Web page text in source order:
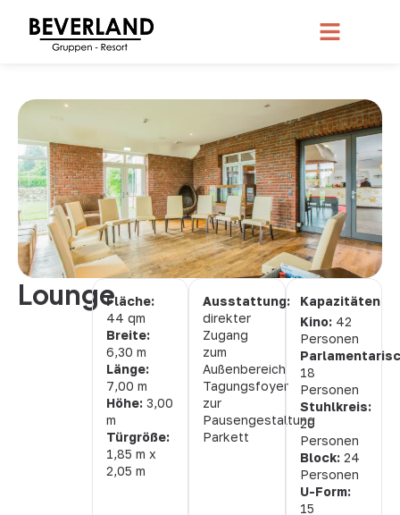
LoungeFläche:
44 qm
Breite:
6,30 m
Länge:
7,00 m
Höhe:3,00
m
Türgröße:
1,85 m x
2,05 m
Ausstattung:
direkter
Zugang
zum
Außenbereich
Tagungsfoyer
zur
Pausengestaltung
Parkett
Kapazitäten
Kino:42
Personen
18
Personen
Stuhlkreis:
20
Personen
Block:24
Personen
U-Form:
15